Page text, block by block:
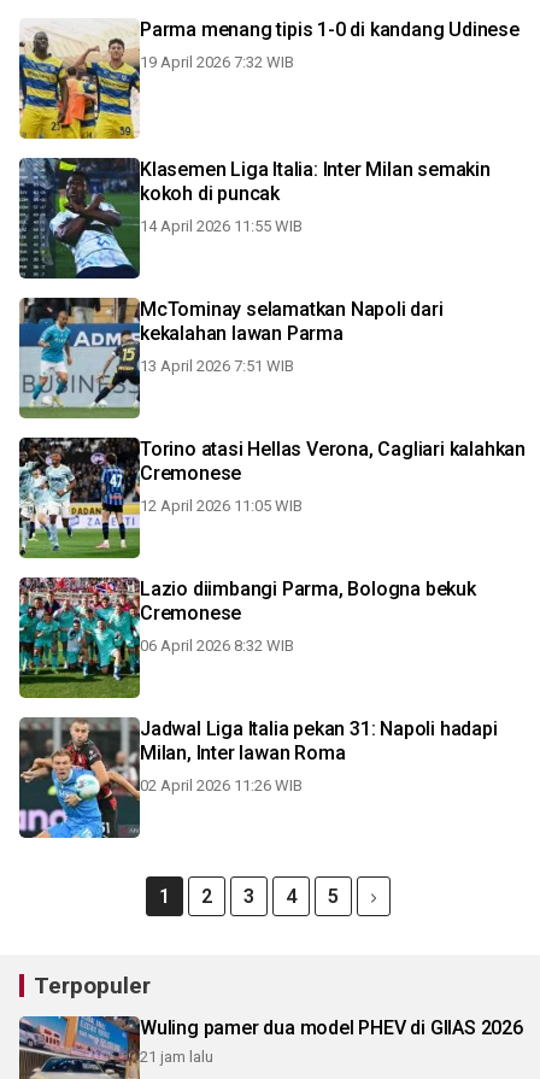
Parma menang tipis 1-0 di kandang Udinese
19 April 2026 7:32 WIB
Klasemen Liga Italia: Inter Milan semakin
kokoh di puncak
14 April 2026 11:55 WIB
McTominay selamatkan Napoli dari
kekalahan lawan Parma
13 April 2026 7:51 WIB
Torino atasi Hellas Verona, Cagliari kalahkan
Cremonese
12 April 2026 11:05 WIB
Lazio diimbangi Parma, Bologna bekuk
Cremonese
06 April 2026 8:32 WIB
Jadwal Liga Italia pekan 31: Napoli hadapi
Milan, Inter lawan Roma
02 April 2026 11:26 WIB
1 2 3 4 5
Terpopuler
Wuling pamer dua model PHEV di GIIAS 2026
21 jam lalu